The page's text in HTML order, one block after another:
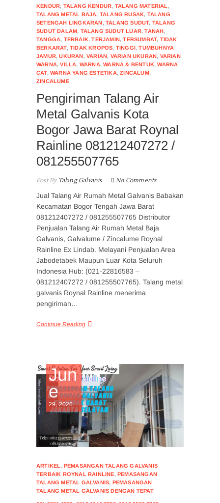
KENDUR, TALANG KENDUR, TALANG MATERIAL ,
TALANG METAL BAJA, TALANG RUSAK, TALANG
SETENGAH LINGKARAN,TALANG SUDUT, TALANG
SUDUT DALAM, TALANG SUDUT LUAR,TANAH,
TANGGA, TERBAIK,TERJAMIN,TERSUMBAT, TIDAK
BERKARAT,TIDAK KROPOS, TINGGI,TUMBUHNYA
JAMUR,UKURAN,VARIAN, VARIAN UKURAN, VARIAN
WARNA,VILLA, WARNA,WARNA & BENTUK,WARNA
CAT,WARNA YANG ESTETIKA,ZINCALUM,
ZINCALUME
Pengiriman Talang Air
Metal Galvanis Kota
Bogor Jawa Barat Roynal
Rainline 081212407272 /
081255507765
Post ByTalang Galvanis No Comments
Jual Talang Air Rumah Metal Galvanis Babakan
Kecamatan Bogor Tengah Jawa Barat
081212407272 / 081255507765 Distributor
Penjualan Talang Air Rumah Metal Baja
Galvanis, Galvalume / Zincalume Roynal
Rainline Ex Lindab. Melayani Penjualan Area
Jabodetabek Maupun Luar Kota Seluruh
Indonesia Hub: (021-22816583 –
081212407272 / 081255507765). Talang metal
galvanis Roynal Rainline menerima
pengiriman…
Continue Reading
Jun
e
29, 2026
ARTIKEL, PEMASANGAN TALANG GALVANIS
TERBAIK ROYNAL RAINLINE,PEMASANGAN
TALANG METAL GALVANIS, PEMASANGAN
TALANG METAL GALVANIS DENGAN TEPAT